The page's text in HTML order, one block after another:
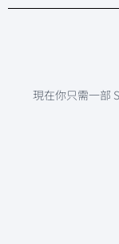
現在你只需一部